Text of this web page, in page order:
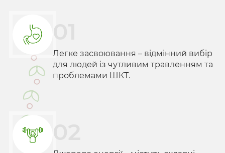
01
Легке засвоювання – відмінний вибір
для людей із чутливим травленням та
проблемами ШКТ.
02